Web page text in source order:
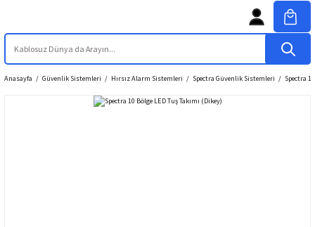
Anasayfa Güvenlik Sistemleri Hırsız Alarm Sistemleri Spectra Güvenlik Sistemleri Spectra